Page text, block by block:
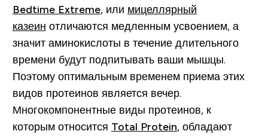
Bedtime Extreme, или мицеллярный
казеин отличаются медленным усвоением, а
значит аминокислоты в течение длительного
времени будут подпитывать ваши мышцы.
Поэтому оптимальным временем приема этих
видов протеинов является вечер.
Многокомпонентные виды протеинов, к
которым относится Total Protein, обладают